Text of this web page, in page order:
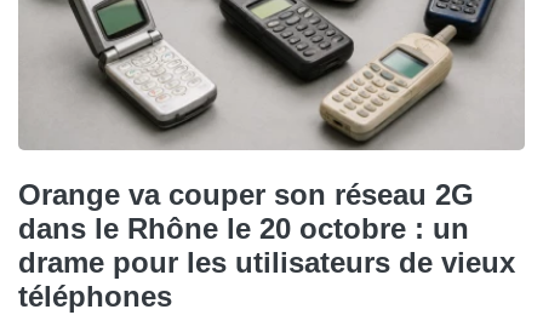
Orange va couper son réseau 2G
dans le Rhône le 20 octobre : un
drame pour les utilisateurs de vieux
téléphones